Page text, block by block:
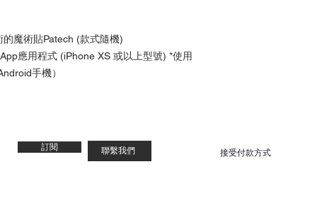
魔術貼Patech (款式隨機)
應用程式 (iPhone XS 或以上型號) *使用
手機）
訂閱 聯繫我們 接受付款方式